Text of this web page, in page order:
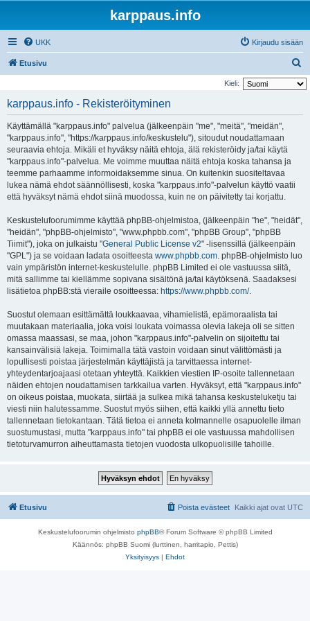
karppaus.info
UKK Kirjaudu sisään
Etusivu
t
Kieli:
karppaus.info - Rekisteröityminen
Käyttämällä "karppaus.info" palvelua (jälkeenpäin "me", "meitä", "meidän",
"karppaus.info", "https://karppaus.info/keskustelu"), sitoudut noudattamaan
seuraavia ehtoja. Mikäli et hyväksy näitä ehtoja, älä rekisteröidy ja/tai käytä
"karppaus.info"-palvelua. Me voimme muuttaa näitä ehtoja koska tahansa ja
teemme parhaamme informoidaksemme sinua. On kuitenkin suositeltavaa
lukea nämä ehdot säännöllisesti, koska "karppaus.info"-palvelun käyttö vaatii
että hyväksyt nämä ehdot siinä muodossa, kuin ne on päivitetty tai korjattu.
Keskustelufoorumimme käyttää phpBB-ohjelmistoa, (jälkeenpäin "he", "heidät",
"heidän", "phpBB-ohjelmisto", "www.phpbb.com", "phpBB Group", "phpBB
Tiimit"), joka on julkaistu "General Public License v2" -lisenssillä (jälkeenpäin
"GPL") ja se voidaan ladata osoitteesta www.phpbb.com. phpBB-ohjelmisto luo
vain ympäristön internet-keskustelulle. phpBB Limited ei ole vastuussa siitä,
mitä sallimme tai kiellämme sopivana sisältönä ja/tai käytöksenä. Saadaksesi
lisätietoa phpBB:stä vieraile osoitteessa: https://www.phpbb.com/.
Suostut olemaan esittämättä loukkaavaa, vihamielistä, epämoraalista tai
muutakaan materiaalia, joka voisi loukata voimassa olevia lakeja oli se sitten
omassa maassasi, se maa, johon "karppaus.info"-palvelin on sijoitettu tai
kansainvälisiä lakeja. Toimimalla tätä vastoin voidaan sinut välittömästi ja
lopullisesti poistaa järjestelmän käyttäjistä ja tarvittaessa internet-
yhteydentarjoajaasi otetaan yhteyttä. Kaikkien viestien IP-osoite tallennetaan
näiden ehtojen noudattamisen tarkkailua varten. Hyväksyt, että "karppaus.info"
on oikeus poistaa, muokata, siirtää ja sulkea mikä tahansa keskusteluketju tai
viesti niin halutessamme. Suostut myös siihen, että kaikki yllä annettu tieto
tallennetaan tietokantaan. Tätä tietoa ei anneta kolmannelle osapuolelle ilman
suostumustasi, mutta "karppaus.info" tai phpBB ei ole vastuussa mahdollisen
tietoturvamurron aiheuttamasta tietojen vuodosta ulkopuolisille tahoille.
Etusivu Kaikki ajat ovat UTC
Poista evästeet
Keskustelufoorumin ohjelmisto phpBB® Forum Software © phpBB Limited
Käännös: phpBB Suomi (lurttinen, harritapio, Pettis)
Yksityisyys | Ehdot